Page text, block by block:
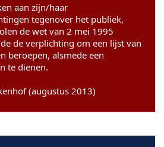
aan zijn/haar
tegenover het publiek,
de wet van 2 mei 1995
de verplichting om een lijst van
beroepen, alsmede een
te dienen.
(augustus 2013)